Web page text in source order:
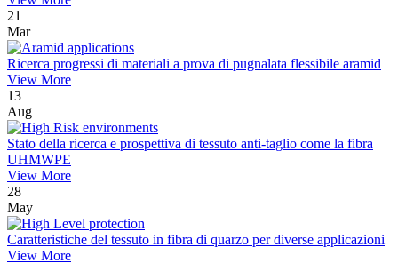
21
Mar
Ricerca progressi di materiali a prova di pugnalata flessibile aramid
View More
13
Aug
Stato della ricerca e prospettiva di tessuto anti-taglio come la fibra
UHMWPE
View More
28
May
Caratteristiche del tessuto in fibra di quarzo per diverse applicazioni
View More